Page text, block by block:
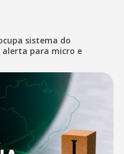
sistema do
alerta para micro e